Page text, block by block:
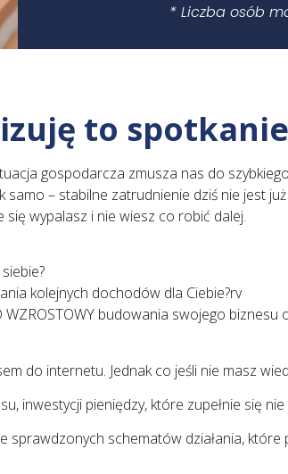
* Liczba osób
to
gospodarcza zmusza nas do
– stabilne zatrudnienie dziś nie jest
się wypalasz i nie wiesz co robić dalej.
kolejnych dochodów dla Ciebie?rv
budowania swojego
do internetu. Jednak co jeśli nie masz
inwestycji pieniędzy, które zupełnie się
sprawdzonych schematów działania,